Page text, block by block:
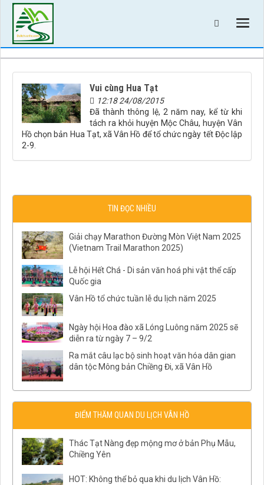
Vui cùng Hua Tạt
12:18 24/08/2015
Đã thành thông lệ, 2 năm nay, kể từ khi
tách ra khỏi huyện Mộc Châu, huyện Vân
Hồ chọn bản Hua Tạt, xã Vân Hồ để tổ chức ngày tết Độc lập
2-9.
TIN ĐỌC NHIỀU
Giải chạy Marathon Đường Mòn Việt Nam 2025
(Vietnam Trail Marathon 2025)
Lễ hội Hết Chá - Di sản văn hoá phi vật thể cấp
Quốc gia
Vân Hồ tổ chức tuần lễ du lịch năm 2025
Ngày hội Hoa đào xã Lóng Luông năm 2025 sẽ
diễn ra từ ngày 7 – 9/2
Ra mắt câu lạc bộ sinh hoạt văn hóa dân gian
dân tộc Mông bản Chiềng Đi, xã Vân Hồ
ĐIỂM THĂM QUAN DU LỊCH VÂN HỒ
Thác Tạt Nàng đẹp mộng mơ ở bản Phụ Mẫu,
Chiềng Yên
HOT: Không thể bỏ qua khi du lịch Vân Hồ: